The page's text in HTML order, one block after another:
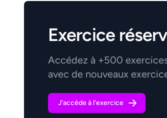
Exercice
Accédez à +500
avec de nouveaux
J'accède à l'exercice